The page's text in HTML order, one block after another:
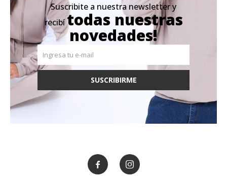
Suscribite a nuestra newsletter y
recibítodas nuestras
novedades!
SUSCRIBIRME
 